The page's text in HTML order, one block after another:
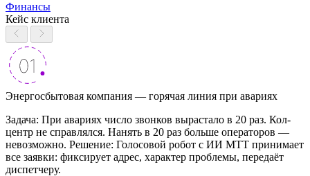
Финансы
Кейс клиента
Энергосбытовая компания — горячая линия при авариях
Задача: При авариях число звонков вырастало в 20 раз. Кол-
центр не справлялся. Нанять в 20 раз больше операторов —
невозможно. Решение: Голосовой робот с ИИ МТТ принимает
все заявки: фиксирует адрес, характер проблемы, передаёт
диспетчеру.